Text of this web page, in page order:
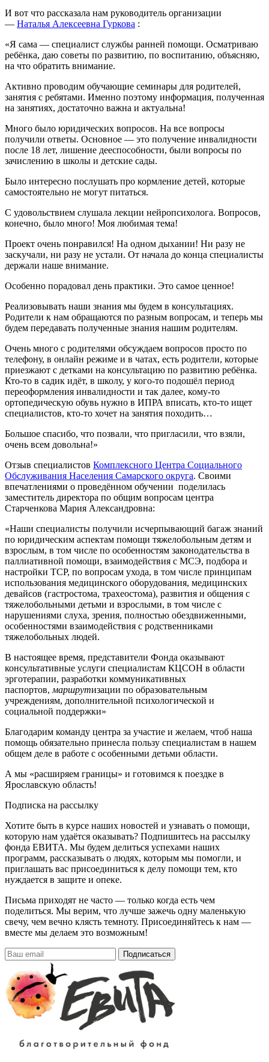
И вот что рассказала нам руководитель организации
— Наталья Алексеевна Гуркова :
«Я сама — специалист службы ранней помощи. Осматриваю
ребёнка, даю советы по развитию, по воспитанию, объясняю,
на что обратить внимание.
Активно проводим обучающие семинары для родителей,
занятия с ребятами. Именно поэтому информация, полученная
на занятиях, достаточно важна и актуальна!
Много было юридических вопросов. На все вопросы
получили ответы. Основное — это получение инвалидности
после 18 лет, лишение дееспособности, были вопросы по
зачислению в школы и детские сады.
Было интересно послушать про кормление детей, которые
самостоятельно не могут питаться.
С удовольствием слушала лекции нейропсихолога. Вопросов,
конечно, было много! Моя любимая тема!
Проект очень понравился! На одном дыхании! Ни разу не
заскучали, ни разу не устали. От начала до конца специалисты
держали наше внимание.
Особенно порадовал день практики. Это самое ценное!
Реализовывать наши знания мы будем в консультациях.
Родители к нам обращаются по разным вопросам, и теперь мы
будем передавать полученные знания нашим родителям.
Очень много с родителями обсуждаем вопросов просто по
телефону, в онлайн режиме и в чатах, есть родители, которые
приезжают с детками на консультацию по развитию ребёнка.
Кто-то в садик идёт, в школу, у кого-то подошёл период
переоформления инвалидности и так далее, кому-то
ортопедическую обувь нужно в ИПРА вписать, кто-то ищет
специалистов, кто-то хочет на занятия походить…
Большое спасибо, что позвали, что пригласили, что взяли,
очень всем довольна!»
Отзыв специалистов Комплексного Центра Социального
Обслуживания Населения Самарского округа. Своими
впечатлениями о проведённом обучении поделилась
заместитель директора по общим вопросам центра
Старченкова Мария Александровна:
«Наши специалисты получили исчерпывающий багаж знаний
по юридическим аспектам помощи тяжелобольным детям и
взрослым, в том числе по особенностям законодательства в
паллиативной помощи, взаимодействия с МСЭ, подбора и
настройки ТСР, по вопросам ухода, в том числе принципам
использования медицинского оборудования, медицинских
девайсов (гастростома, трахеостома), развития и общения с
тяжелобольными детьми и взрослыми, в том числе с
нарушениями слуха, зрения, полностью обездвиженными,
особенностями взаимодействия с родственниками
тяжелобольных людей.
В настоящее время, представители Фонда оказывают
консультативные услуги специалистам КЦСОН в области
эрготерапии, разработки коммуникативных
паспортов, маршрутизации по образовательным
учреждениям, дополнительной психологической и
социальной поддержки»
Благодарим команду центра за участие и желаем, чтоб наша
помощь обязательно принесла пользу специалистам в нашем
общем деле в работе с особенными детьми области.
А мы «расширяем границы» и готовимся к поездке в
Ярославскую область!
Подписка на рассылку
Хотите быть в курсе наших новостей и узнавать о помощи,
которую нам удаётся оказывать? Подпишитесь на рассылку
фонда ЕВИТА. Мы будем делиться успехами наших
программ, рассказывать о людях, которым мы помогли, и
приглашать вас присоединиться к делу помощи тем, кто
нуждается в защите и опеке.
Письма приходят не часто — только когда есть чем
поделиться. Мы верим, что лучше зажечь одну маленькую
свечу, чем вечно клясть темноту. Присоединяйтесь к нам —
вместе мы делаем это возможным!
Подписаться